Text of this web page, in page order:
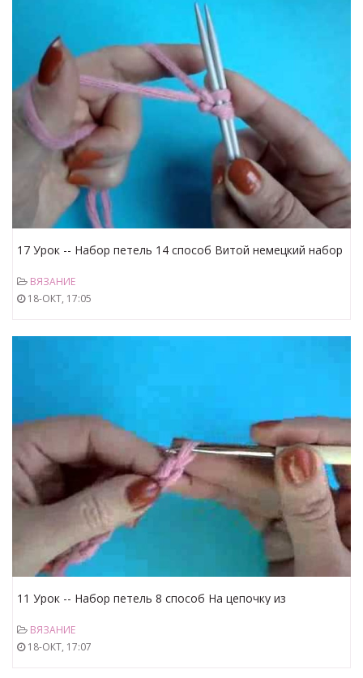
17 Урок -- Набор петель 14 способ Витой немецкий набор
ВЯЗАНИЕ
18-ОКТ, 17:05
11 Урок -- Набор петель 8 способ На цепочку из
ВЯЗАНИЕ
18-ОКТ, 17:07